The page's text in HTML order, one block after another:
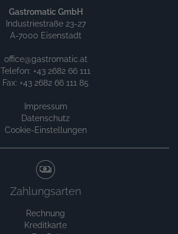
Gastromatic GmbH
Industriestraße 23-27
A-7000 Eisenstadt
office@gastromatic.at
Telefon: +43 2682 66 111
Fax: +43 2682 66 111 85
Impressum
Datenschutz
Cookie-Einstellungen
Zahlungsarten
Rechnung
Kreditkarte